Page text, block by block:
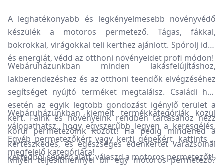
A leghatékonyabb és legkényelmesebb növényvédő
készülék a motoros permetező. Tágas, fákkal,
bokrokkal, virágokkal teli kerthez ajánlott. Spórolj időt
és energiát, védd az otthoni növényeidet profi módon!
Webáruházunkban minden lakásfelújításhoz,
lakberendezéshez és az otthoni teendők elvégzéséhez
segítséget nyújtó terméket megtalálsz. Családi ház
esetén az egyik legtöbb gondozást igénylő terület a
kert. Fáink és növényeink rendben tartásához nézz
körül permetezőink között! Ha pedig mindened a
kertészkedés, és egészséges édenkertet varázsolnál
kertedből seperc alatt, válaszd a motoros permetezőt!
Webáruházunkban kiemelt termékkategóriák közül
válogathatsz, hogy egyszerűbb legyen a keresgélés.
Egyéb permetezőkért vagy kerti gépekért, kattints a
megfelelő kategóriára!
Milyen teljesítménnyel bír egy motoros permetező?